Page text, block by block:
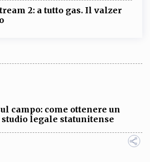
2: a tutto gas. Il valzer
campo: come ottenere un
legale statunitense